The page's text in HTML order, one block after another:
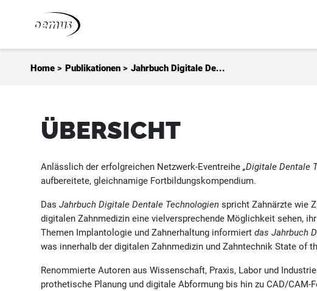
Home > Publikationen > Jahrbuch Digitale De...
ÜBERSICHT
Anlässlich der erfolgreichen Netzwerk-Eventreihe„Digitale Dentale
aufbereitete, gleichnamige Fortbildungskompendium.
Das Jahrbuch Digitale Dentale Technologien spricht Zahnärzte wie
digitalen Zahnmedizin eine vielversprechende Möglichkeit sehen,
Themen Implantologie und Zahnerhaltung informiertdas Jahrbuch
was innerhalb der digitalen Zahnmedizin und Zahntechnik State of
Renommierte Autoren aus Wissenschaft, Praxis, Labor und
prothetische Planung und digitale Abformung bis hin zu CAD/